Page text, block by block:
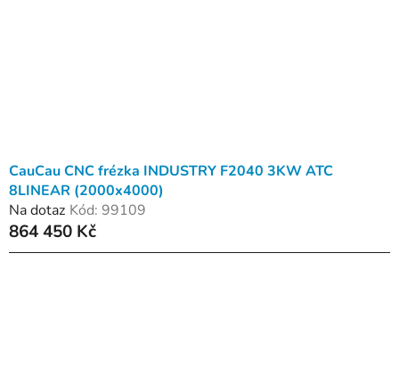
CauCau CNC frézka INDUSTRY F2040 3KW ATC
8LINEAR (2000x4000)
Na dotaz Kód: 99109
864 450 Kč